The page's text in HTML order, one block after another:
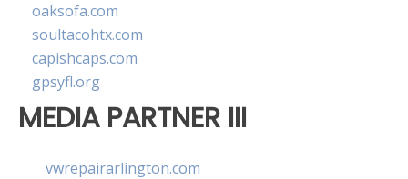
oaksofa.com
soultacohtx.com
capishcaps.com
gpsyfl.org
MEDIA PARTNER III
vwrepairarlington.com